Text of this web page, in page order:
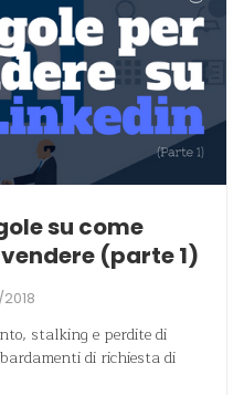
su come
(parte 1)
stalking e perdite di
di richiesta di